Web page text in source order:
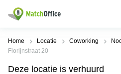
Huren / Verhuren
Productpagina's
Populaire
Populaire
Help
Home Locatie Coworking
Florijnstraat 20
Deze locatie is verhuurd
Beschrijving Informatie &